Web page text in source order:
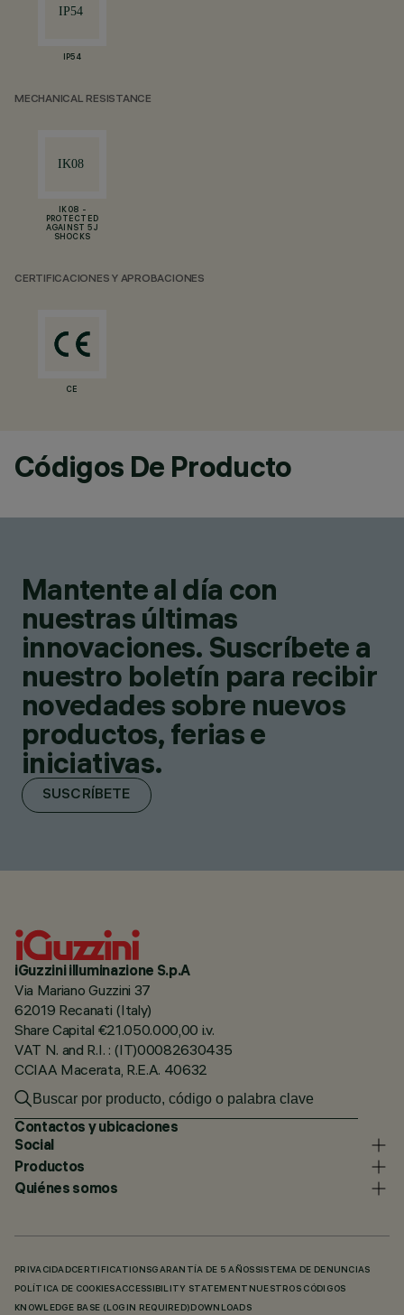
IP54
MECHANICAL RESISTANCE
IK08 -
PROTECTED
AGAINST 5 J
SHOCKS
CERTIFICACIONES Y APROBACIONES
CE
Códigos De Producto
Mantente al día con
nuestras últimas
innovaciones. Suscríbete a
nuestro boletín para recibir
novedades sobre nuevos
productos, ferias e
iniciativas.
SUSCRÍBETE
iGuzzini illuminazione S.p.A
Via Mariano Guzzini 37
62019 Recanati (Italy)
Share Capital €21.050.000,00 i.v.
VAT N. and R.I. : (IT)00082630435
CCIAA Macerata, R.E.A. 40632
Contactos y ubicaciones
Social
Productos
Quiénes somos
PRIVACIDADCERTIFICATIONSGARANTÍA DE 5 AÑOS SISTEMA DE DENUNCIAS
POLÍTICA DE COOKIESACCESSIBILITY STATEMENT NUESTROS CÓDIGOS
KNOWLEDGE BASE (LOGIN REQUIRED) DOWNLOADS